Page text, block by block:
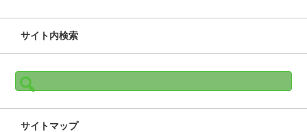
サイト内検索
検
索:
サイトマップ